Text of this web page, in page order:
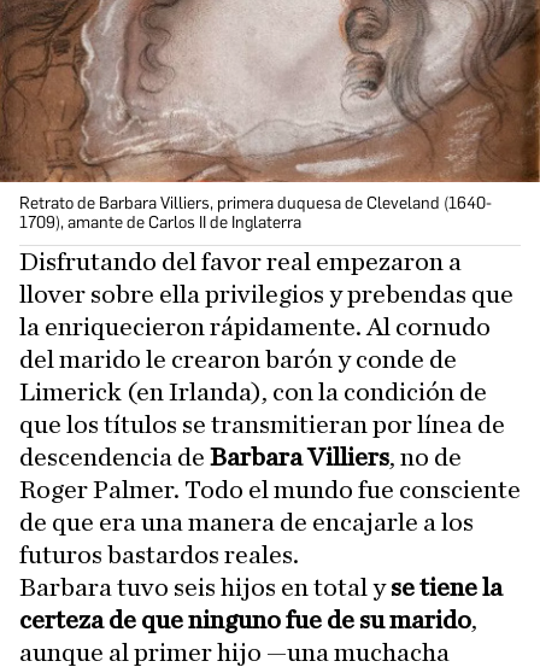
Retrato de Barbara Villiers, primera duquesa de Cleveland (1640-
1709), amante de Carlos II de Inglaterra
Disfrutando del favor real empezaron a
llover sobre ella privilegios y prebendas que
la enriquecieron rápidamente. Al cornudo
del marido le crearon barón y conde de
Limerick (en Irlanda), con la condición de
que los títulos se transmitieran por línea de
descendencia de Barbara Villiers, no de
Roger Palmer. Todo el mundo fue consciente
de que era una manera de encajarle a los
futuros bastardos reales.
Barbara tuvo seis hijos en total yse tiene la
certeza de que ninguno fue de su marido,
aunque al primer hijo —una muchacha